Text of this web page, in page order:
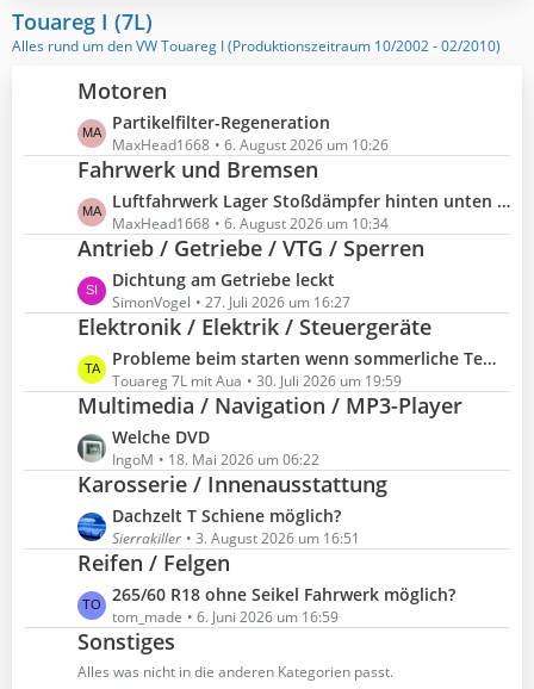
e
t
r
g
e
t
e
B
e
i
t
r
ä
g
e
Touareg I (7L)
Alles rund um den VW Touareg I (Produktionszeitraum 10/2002 - 02/2010)
Motoren
L
e
t
z
t
e
e
i
t
r
ä
g
e
Partikelfilter-Regeneration
MaxHead1668 6. August 2026 um 10:26
Fahrwerk und Bremsen
L
e
t
z
t
e
e
i
t
r
ä
g
e
Luftfahrwerk Lager Stoßdämpfer hinten unten tauschen
MaxHead1668 6. August 2026 um 10:34
Antrieb / Getriebe / VTG / Sperren
L
e
t
z
t
e
e
i
t
r
ä
g
e
Dichtung am Getriebe leckt
SimonVogel 27. Juli 2026 um 16:27
Elektronik / Elektrik / Steuergeräte
L
e
t
z
t
e
e
i
t
r
ä
g
e
Probleme beim starten wenn sommerliche Temperaturen
Touareg 7L mit Aua 30. Juli 2026 um 19:59
Multimedia / Navigation / MP3-Player
L
e
t
z
t
e
e
i
t
r
Welche DVD
IngoM 18. Mai 2026 um 06:22
Karosserie / Innenausstattung
L
e
t
z
t
e
e
Dachzelt T Schiene möglich?
Sierrakiller 3. August 2026 um 16:51
Reifen / Felgen
L
e
t
z
265/60 R18 ohne Seikel Fahrwerk möglich?
tom_made 6. Juni 2026 um 16:59
Sonstiges
Alles was nicht in die anderen Kategorien passt.